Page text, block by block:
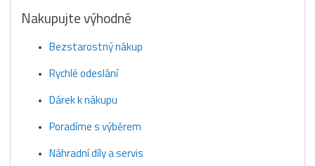
Nakupujte výhodně
Bezstarostný nákup
Rychlé odeslání
Dárek k nákupu
Poradíme s výběrem
Náhradní díly a servis